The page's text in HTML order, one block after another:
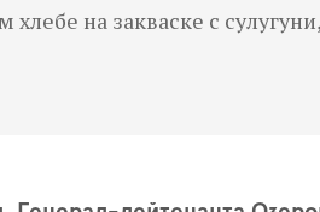
хлебе на закваске с